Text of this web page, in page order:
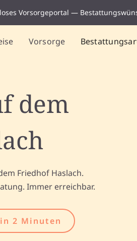
Vorsorgeportal —
Vorsorge
dem
Friedhof Haslach.
Immer erreichbar.
2 Minuten